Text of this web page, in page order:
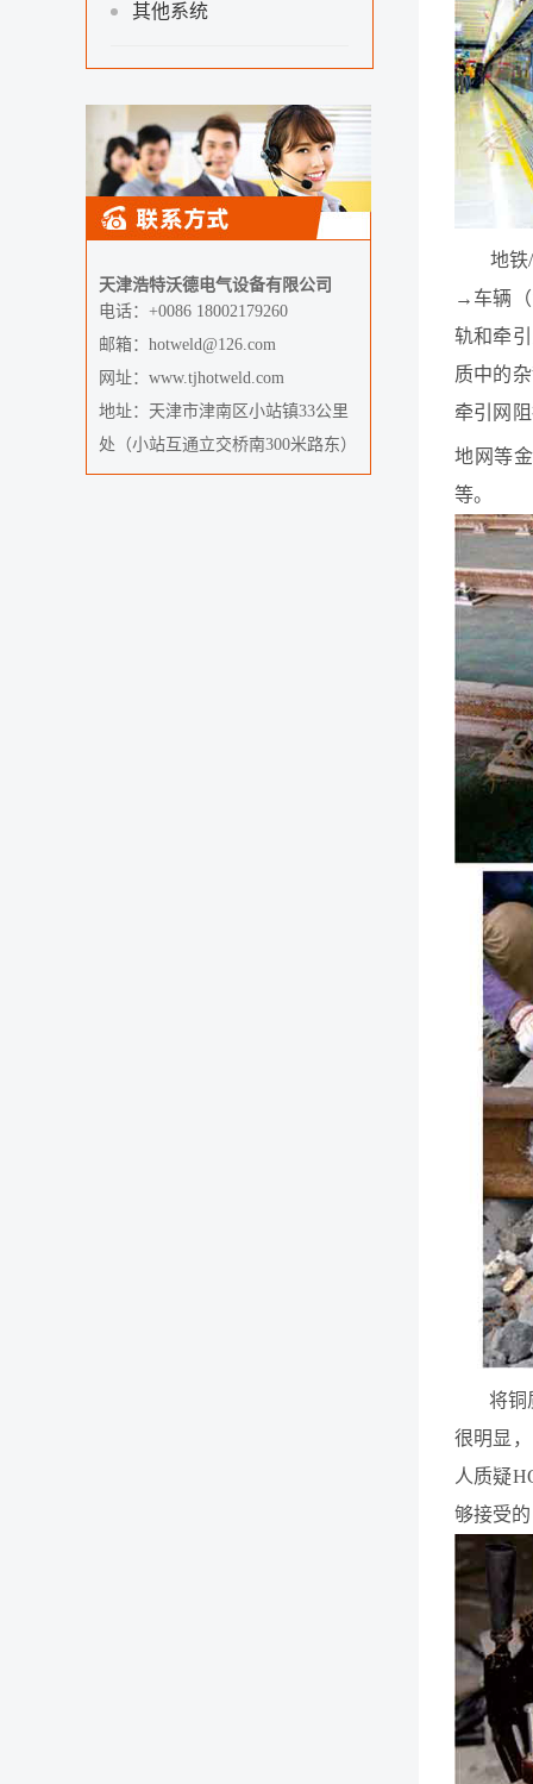
其他系统
天津浩特沃德电气设备有限公司
电话：+0086 18002179260
邮箱：hotweld@126.com
网址：www.tjhotweld.com
地址：天津市津南区小站镇33公里
处（小站互通立交桥南300米路东）
地铁/
→车辆
轨和牵
质中的
牵引网
地网等
等。
将铜
很明显
人质疑
够接受